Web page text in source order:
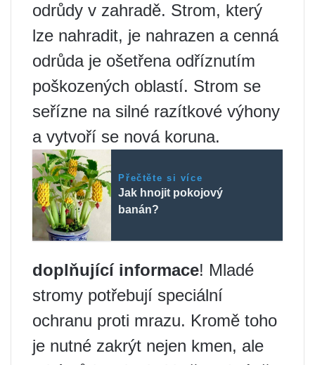
odrůdy v zahradě. Strom, který
lze nahradit, je nahrazen a cenná
odrůda je ošetřena odříznutím
poškozených oblastí. Strom se
seřízne na silné razítkové výhony
a vytvoří se nová koruna.
Přečtěte si více
Jak hnojit pokojový
banán?
doplňující informace! Mladé
stromy potřebují speciální
ochranu proti mrazu. Kromě toho
je nutné zakrýt nejen kmen, ale